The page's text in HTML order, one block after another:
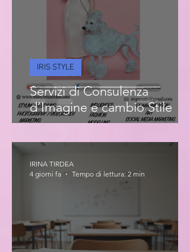
Servizi di Consulenza
d’Imagine e cambio Stile
IRIS STYLE
IRINA TIRDEA
4 giorni fa
Tempo di lettura: 2 min